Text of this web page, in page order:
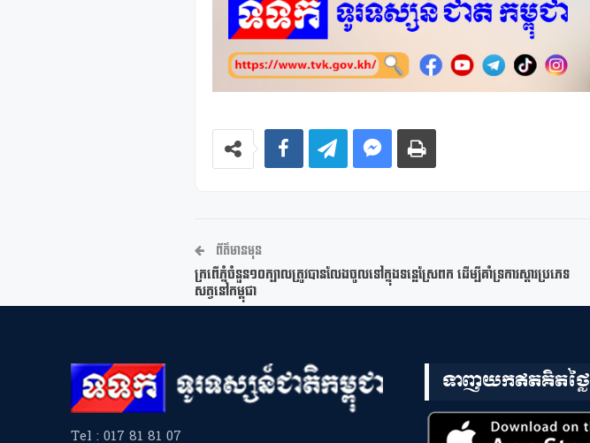
ព័ត៌មានមុន
ក្រពើភ្នំចំនួន១០ក្បាលត្រូវបានលែងចូលទៅក្នុងទន្លេស្រែពក ដើម្បីគាំទ្រការស្តារប្រភេទ
សត្វនៅកម្ពុជា
Tel : 017 81 81 07
ទាញយកឥតគិតថ្លៃ